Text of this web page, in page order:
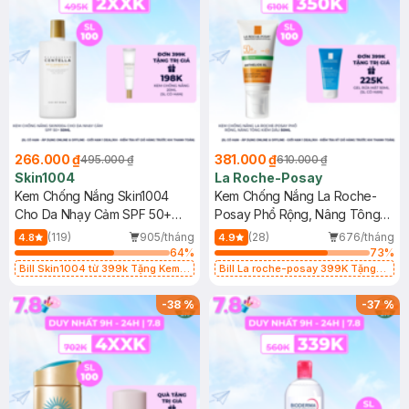
266.000 ₫495.000 ₫
Skin1004
Kem Chống Nắng Skin1004
Cho Da Nhạy Cảm SPF 50+
50ml
4.8 (119)
905/tháng
64%
Bill Skin1004 từ 399k Tặng Kem
SPF 50+ 20ml (SL Có Hạn)
381.000 ₫610.000 ₫
La Roche-Posay
Kem Chống Nắng La Roche-
Posay Phổ Rộng, Nâng Tông
Kiềm Dầu 50ml
4.9 (28)
676/tháng
73%
Bill La roche-posay 399K Tặng
(SL có hạn)
-38% -37%